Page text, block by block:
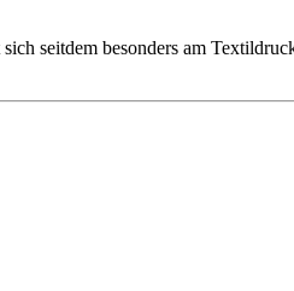
seitdem besonders am